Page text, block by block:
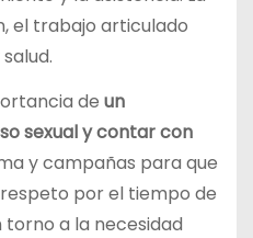
el trabajo articulado
de un
sexual y contar con
y campañas para que
por el tiempo de
a la necesidad